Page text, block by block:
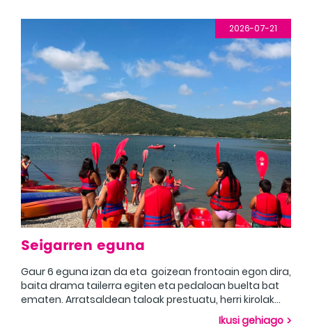
2026-07-21
Seigarren eguna
Gaur 6 eguna izan da eta goizean frontoain egon dira,
baita drama tailerra egiten eta pedaloan buelta bat
ematen. Arratsaldean taloak prestuatu, herri kirolak
eta gaueko jaialdia prestatzen egon dira. Udalekuak
amaitzeko azken eguneko jaialdia egin da gauean.
Ikusi gehiago